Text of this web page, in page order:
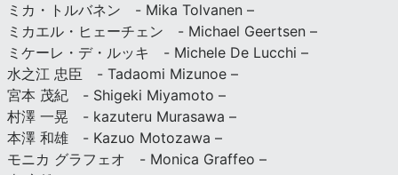
ミカ・トルバネン - Mika Tolvanen –
ミカエル・ヒェーチェン - Michael Geertsen –
ミケーレ・デ・ルッキ - Michele De Lucchi –
水之江 忠臣 - Tadaomi Mizunoe –
宮本 茂紀 - Shigeki Miyamoto –
村澤 一晃 - kazuteru Murasawa –
本澤 和雄 - Kazuo Motozawa –
モニカ グラフェオ - Monica Graffeo –